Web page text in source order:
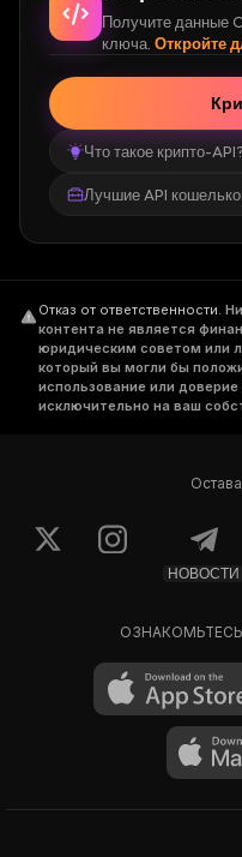
Получите данные
ключа. Откройте
Что такое крипто-API?
Лучшие API
Отказ от ответственности.
контента не является
юридическим советом или
который вы могли бы
использование или
исключительно на ваш
НОВОСТИ